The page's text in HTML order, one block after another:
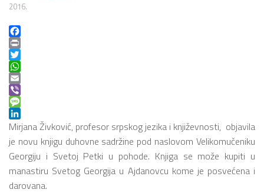
2016.
Facebook
Print
Twitter
WhatsApp
Email
Viber
Message
LinkedIn
Mirjana Živković, profesor srpskog jezika i književnosti, objavila
je novu knjigu duhovne sadržine pod naslovom Velikomučeniku
Georgiju i Svetoj Petki u pohode. Knjiga se može kupiti u
manastiru Svetog Georgija u Ajdanovcu kome je posvećena i
darovana.